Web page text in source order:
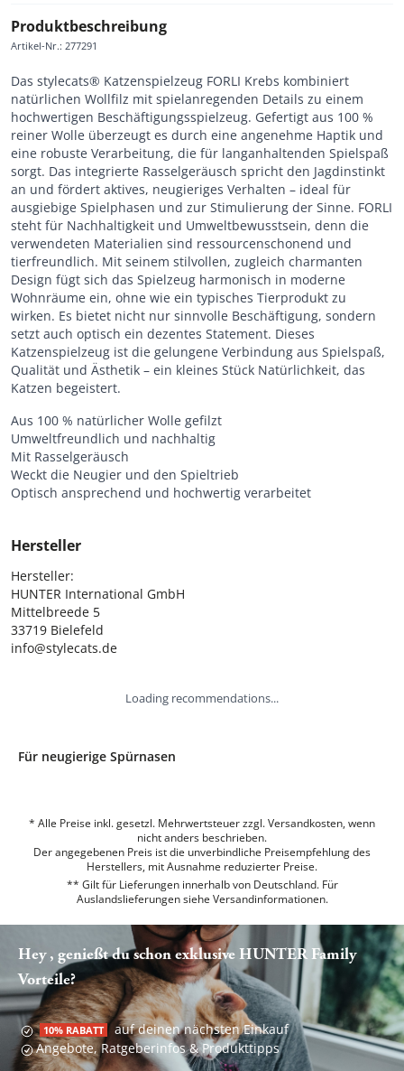
Produktbeschreibung
Artikel-Nr.: 277291
Das stylecats® Katzenspielzeug FORLI Krebs kombiniert
natürlichen Wollfilz mit spielanregenden Details zu einem
hochwertigen Beschäftigungsspielzeug. Gefertigt aus 100 %
reiner Wolle überzeugt es durch eine angenehme Haptik und
eine robuste Verarbeitung, die für langanhaltenden Spielspaß
sorgt. Das integrierte Rasselgeräusch spricht den Jagdinstinkt
an und fördert aktives, neugieriges Verhalten – ideal für
ausgiebige Spielphasen und zur Stimulierung der Sinne. FORLI
steht für Nachhaltigkeit und Umweltbewusstsein, denn die
verwendeten Materialien sind ressourcenschonend und
tierfreundlich. Mit seinem stilvollen, zugleich charmanten
Design fügt sich das Spielzeug harmonisch in moderne
Wohnräume ein, ohne wie ein typisches Tierprodukt zu
wirken. Es bietet nicht nur sinnvolle Beschäftigung, sondern
setzt auch optisch ein dezentes Statement. Dieses
Katzenspielzeug ist die gelungene Verbindung aus Spielspaß,
Qualität und Ästhetik – ein kleines Stück Natürlichkeit, das
Katzen begeistert.
Aus 100 % natürlicher Wolle gefilzt
Umweltfreundlich und nachhaltig
Mit Rasselgeräusch
Weckt die Neugier und den Spieltrieb
Optisch ansprechend und hochwertig verarbeitet
Hersteller
Hersteller:
HUNTER International GmbH
Mittelbreede 5
33719 Bielefeld
info@stylecats.de
Loading recommendations...
Für neugierige Spürnasen
* Alle Preise inkl. gesetzl. Mehrwertsteuer zzgl. Versandkosten, wenn
nicht anders beschrieben.
Der angegebenen Preis ist die unverbindliche Preisempfehlung des
Herstellers, mit Ausnahme reduzierter Preise.
** Gilt für Lieferungen innerhalb von Deutschland. Für
Auslandslieferungen siehe Versandinformationen.
Hey , genießt du schon exklusive HUNTER Family
Vorteile?
10% RABATT auf deinen nächsten Einkauf
Angebote, Ratgeberinfos & Produkttipps